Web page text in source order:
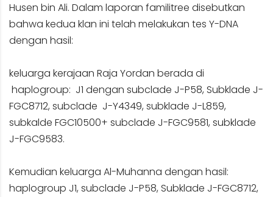
Husen bin Ali. Dalam laporan familitree disebutkan
bahwa kedua klan ini telah melakukan tes Y-DNA
dengan hasil:
keluarga kerajaan Raja Yordan berada di
haplogroup: J1 dengan subclade J-P58, Subklade J-
FGC8712, subclade J-Y4349, subklade J-L859,
subkalde FGC10500+ subclade J-FGC9581, subklade
J-FGC9583.
Kemudian keluarga Al-Muhanna dengan hasil:
haplogroup J1, subclade J-P58, Subklade J-FGC8712,